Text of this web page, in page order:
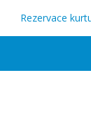
Rezervace